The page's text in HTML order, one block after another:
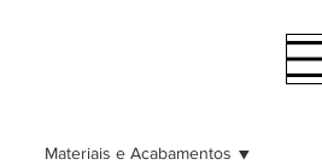
Materiais e Acabamentos